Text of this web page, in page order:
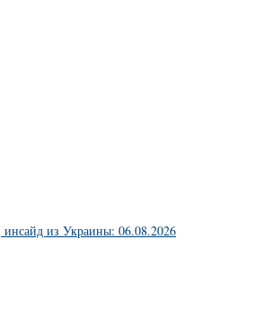
инсайд из Украины: 06.08.2026